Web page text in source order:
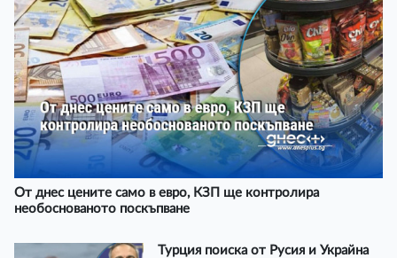
От днес цените само в евро, КЗП ще контролира
необоснованото поскъпване
Турция поиска от Русия и Украйна